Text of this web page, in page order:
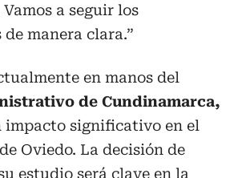
a seguir los
manera clara.”
en manos del
de Cundinamarca,
impacto significativo en el
Oviedo. La decisión de
estudio será clave en la